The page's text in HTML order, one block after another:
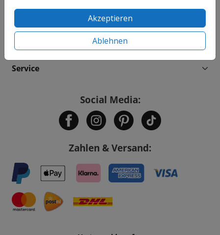
Akzeptieren
Ablehnen
Familie & Feiertage
Service
Social Media:
Zahlen & Versand: